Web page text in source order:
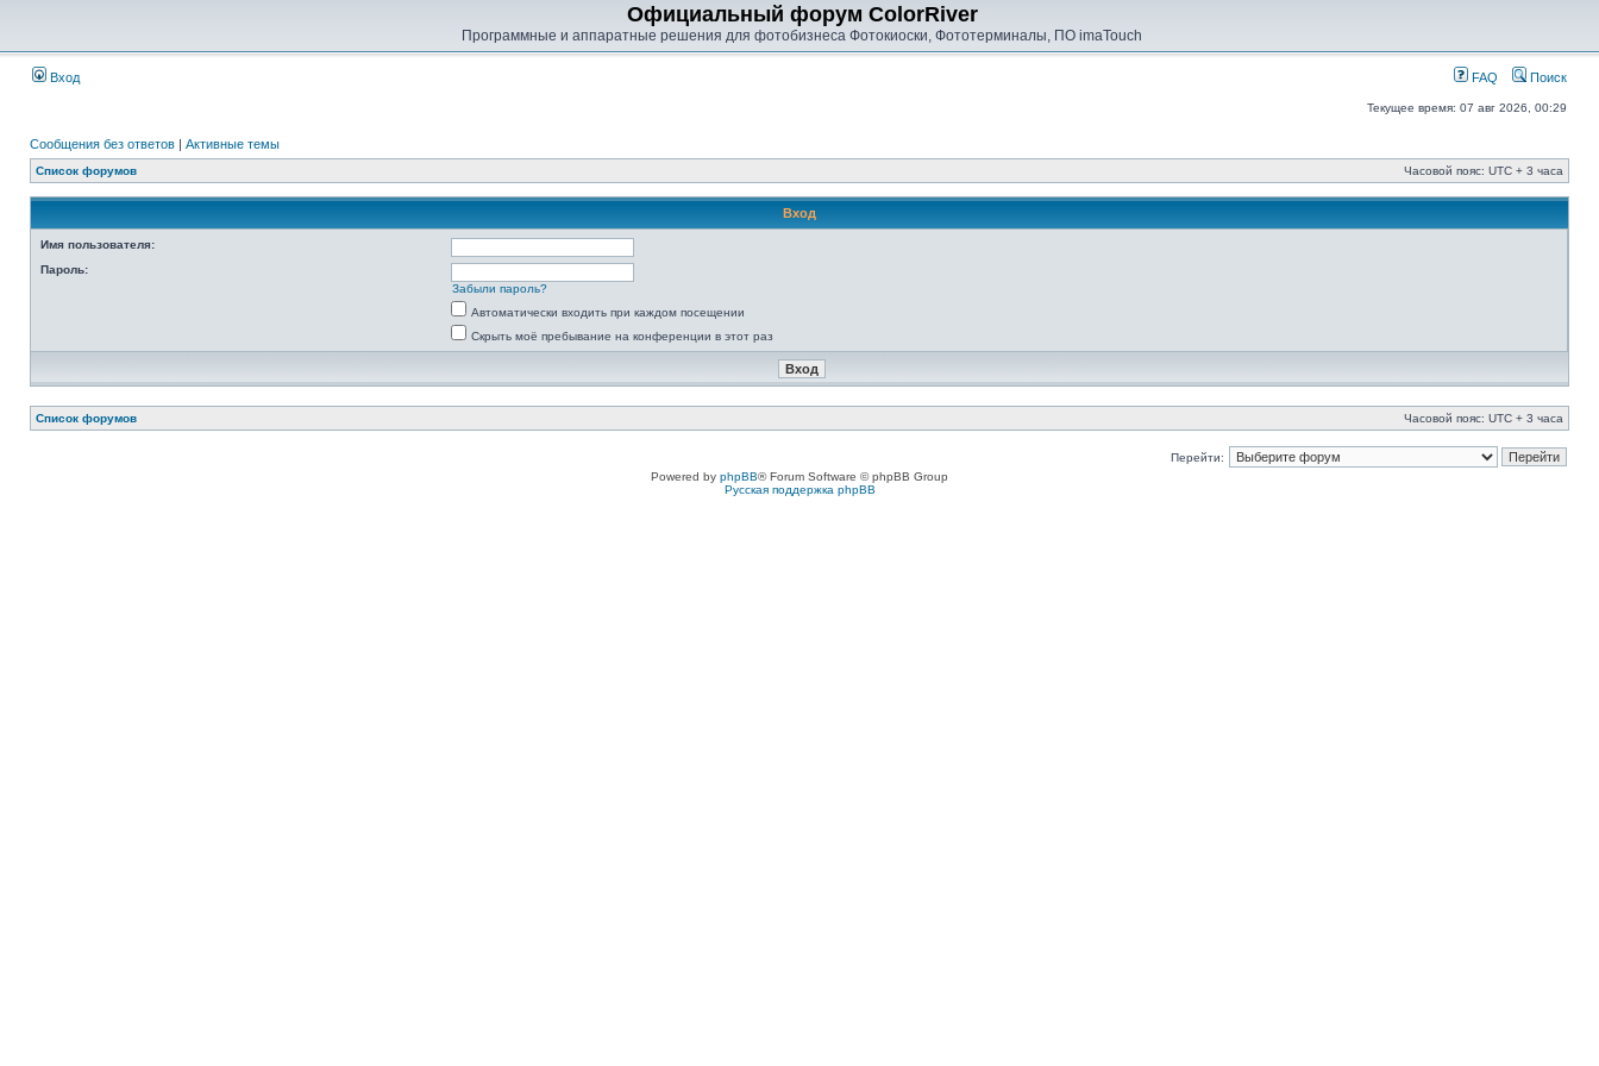
Официальный форум ColorRiver
Программные и аппаратные решения для фотобизнеса Фотокиоски, Фототерминалы, ПО imaTouch
Вход FAQ Поиск
Текущее время: 07 авг 2026, 00:29
Сообщения без ответов | Активные темы
Список форумов Часовой пояс: UTC + 3 часа
Вход
Имя пользователя:
Пароль:
Забыли пароль?
Автоматически входить при каждом посещении
Скрыть моё пребывание на конференции в этот раз
Список форумов Часовой пояс: UTC + 3 часа
Перейти:
Powered by phpBB® Forum Software © phpBB Group
Русская поддержка phpBB